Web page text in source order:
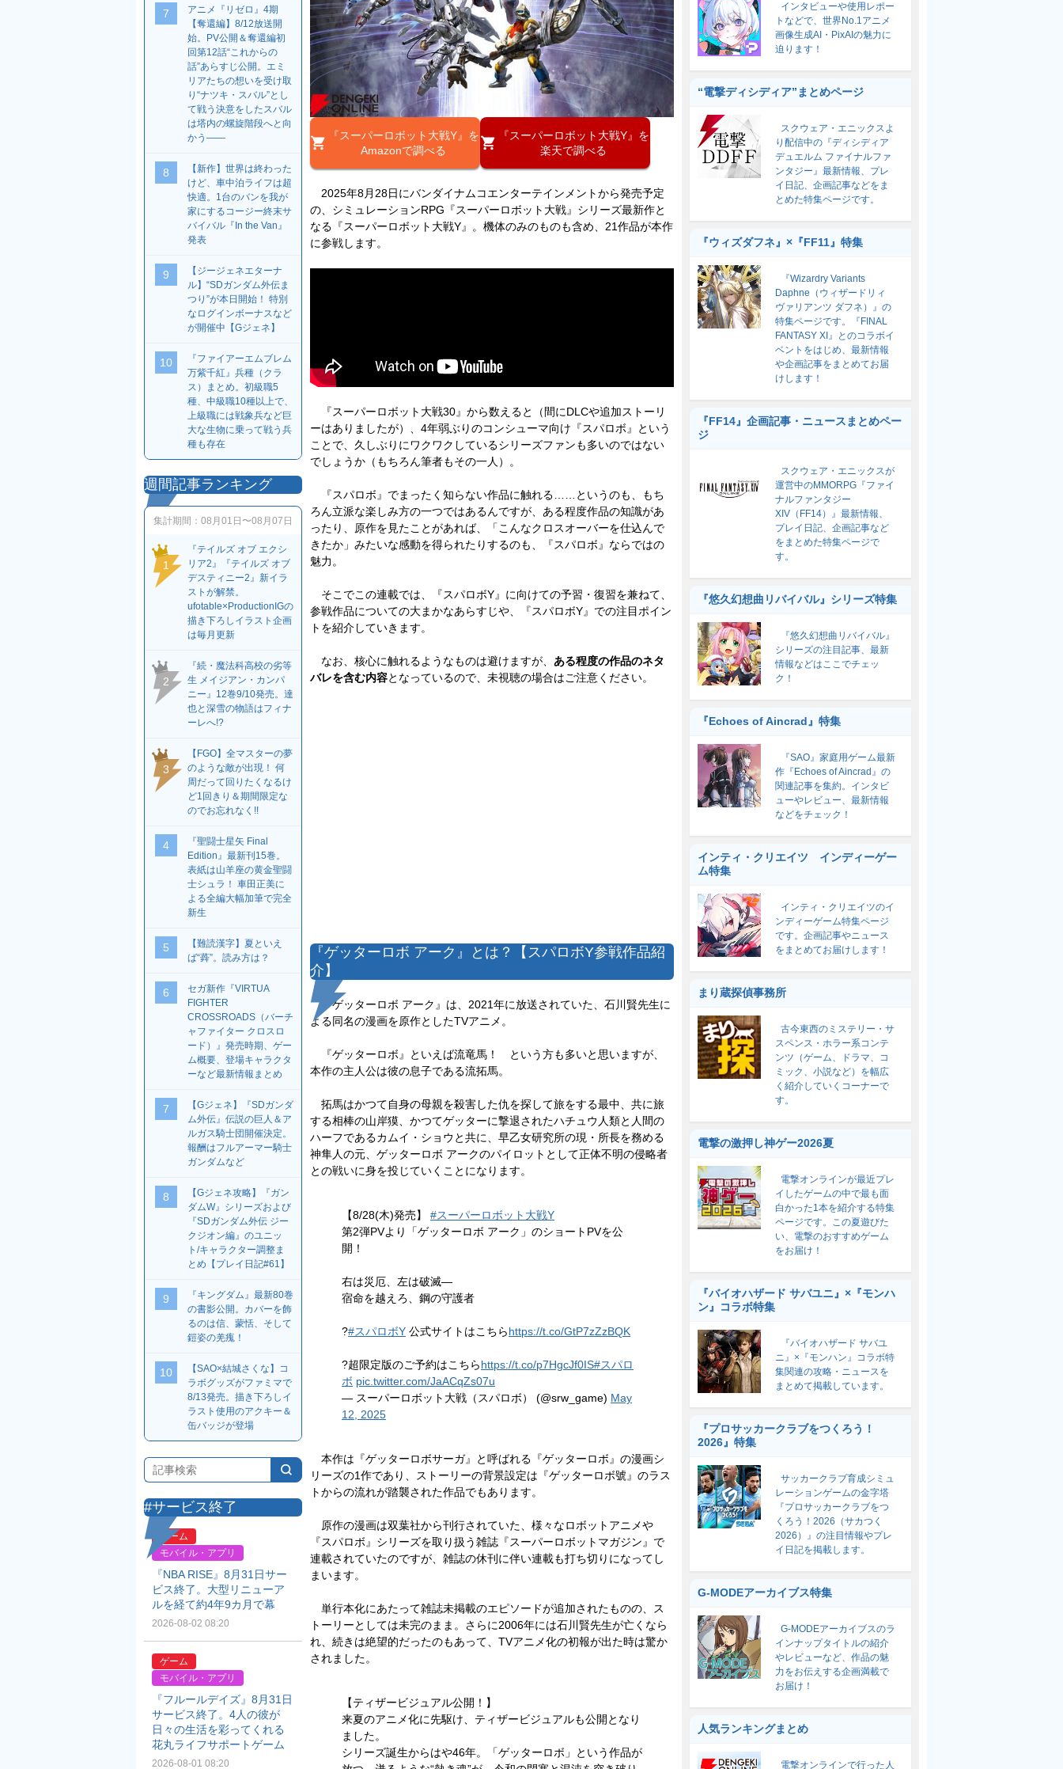
『スーパーロボット大戦Y』を
Amazonで調べる
『スーパーロボット大戦Y』を
楽天で調べる
2025年8月28日にバンダイナムコエンターテインメントから発売予定
の、シミュレーションRPG『スーパーロボット大戦』シリーズ最新作と
なる『スーパーロボット大戦Y』。機体のみのものも含め、21作品が本作
に参戦します。
『スーパーロボット大戦30』から数えると（間にDLCや追加ストーリ
ーはありましたが）、4年弱ぶりのコンシューマ向け『スパロボ』という
ことで、久しぶりにワクワクしているシリーズファンも多いのではない
でしょうか（もちろん筆者もその一人）。
『スパロボ』でまったく知らない作品に触れる……というのも、もち
ろん立派な楽しみ方の一つではあるんですが、ある程度作品の知識があ
ったり、原作を見たことがあれば、「こんなクロスオーバーを仕込んで
きたか」みたいな感動を得られたりするのも、『スパロボ』ならではの
魅力。
そこでこの連載では、『スパロボY』に向けての予習・復習を兼ねて、
参戦作品についての大まかなあらすじや、『スパロボY』での注目ポイン
トを紹介していきます。
なお、核心に触れるようなものは避けますが、 ある程度の作品のネタ
バレを含む内容となっているので、未視聴の場合はご注意ください。
『ゲッターロボ アーク』とは？【スパロボY参戦作品紹
介】
『ゲッターロボ アーク』は、2021年に放送されていた、石川賢先生に
よる同名の漫画を原作としたTVアニメ。
『ゲッターロボ』といえば流竜馬！ という方も多いと思いますが、
本作の主人公は彼の息子である流拓馬。
拓馬はかつて自身の母親を殺害した仇を探して旅をする最中、共に旅
する相棒の山岸獏、かつてゲッターに撃退されたハチュウ人類と人間の
ハーフであるカムイ・ショウと共に、早乙女研究所の現・所長を務める
神隼人の元、ゲッターロボ アークのパイロットとして正体不明の侵略者
との戦いに身を投じていくことになります。
【8/28(木)発売】 #スーパーロボット大戦Y
第2弾PVより「ゲッターロボ アーク」のショートPVを公
開！
右は災厄、左は破滅―
宿命を越えろ、鋼の守護者
?#スパロボY 公式サイトはこちらhttps://t.co/GtP7zZzBQK
?超限定版のご予約はこちらhttps://t.co/p7HgcJf0IS#スパロ
ボ pic.twitter.com/JaACqZs07u
— スーパーロボット大戦（スパロボ） (@srw_game) May
12, 2025
本作は『ゲッターロボサーガ』と呼ばれる『ゲッターロボ』の漫画シ
リーズの1作であり、ストーリーの背景設定は『ゲッターロボ號』のラス
トからの流れが踏襲された作品でもあります。
原作の漫画は双葉社から刊行されていた、様々なロボットアニメや
『スパロボ』シリーズを取り扱う雑誌『スーパーロボットマガジン』で
連載されていたのですが、雑誌の休刊に伴い連載も打ち切りになってし
まいます。
単行本化にあたって雑誌未掲載のエピソードが追加されたものの、ス
トーリーとしては未完のまま。さらに2006年には石川賢先生が亡くなら
れ、続きは絶望的だったのもあって、TVアニメ化の初報が出た時は驚か
されました。
【ティザービジュアル公開！】
来夏のアニメ化に先駆け、ティザービジュアルも公開となり
ました。
シリーズ誕生からはや46年。「ゲッターロボ」という作品が
7
アニメ『リゼロ』4期
【奪還編】8/12放送開
始。PV公開＆奪還編初
回第12話“これからの
話”あらすじ公開。エミ
リアたちの想いを受け取
り“ナツキ・スバル”とし
て戦う決意をしたスバル
は塔内の螺旋階段へと向
かう――
8
【新作】世界は終わった
けど、車中泊ライフは超
快適。1台のバンを我が
家にするコージー終末サ
バイバル『In the Van』
発表
9
【ジージェネエターナ
ル】“SDガンダム外伝ま
つり”が本日開始！ 特別
なログインボーナスなど
が開催中【Gジェネ】
10
『ファイアーエムブレム
万紫千紅』兵種（クラ
ス）まとめ。初級職5
種、中級職10種以上で、
上級職には戦象兵など巨
大な生物に乗って戦う兵
種も存在
週間記事ランキング
集計期間： 08月01日〜08月07日
1
『テイルズ オブ エクシ
リア2』『テイルズ オブ
デスティニー2』新イラ
ストが解禁。
ufotable×ProductionIGの
描き下ろしイラスト企画
は毎月更新
2
『続・魔法科高校の劣等
生 メイジアン・カンパ
ニー』12巻9/10発売。達
也と深雪の物語はフィナ
ーレへ!?
3
【FGO】全マスターの夢
のような敵が出現！ 何
周だって回りたくなるけ
ど1回きり＆期間限定な
のでお忘れなく!!
4
『聖闘士星矢 Final
Edition』最新刊15巻。
表紙は山羊座の黄金聖闘
士シュラ！ 車田正美に
よる全編大幅加筆で完全
新生
5
【難読漢字】夏といえ
ば“蕣”。読み方は？
6
セガ新作『VIRTUA
FIGHTER
CROSSROADS（バーチ
ャファイター クロスロ
ード）』発売時期、ゲー
ム概要、登場キャラクタ
ーなど最新情報まとめ
7
【Gジェネ】『SDガンダ
ム外伝』伝説の巨人＆ア
ルガス騎士団開催決定。
報酬はフルアーマー騎士
ガンダムなど
8
【Gジェネ攻略】『ガン
ダムW』シリーズおよび
『SDガンダム外伝 ジー
クジオン編』のユニッ
ト/キャラクター調整ま
とめ【プレイ日記#61】
9
『キングダム』最新80巻
の書影公開。カバーを飾
るのは信、蒙恬、そして
鎧姿の羌瘣！
10
【SAO×結城さくな】コ
ラボグッズがファミマで
8/13発売。描き下ろしイ
ラスト使用のアクキー＆
缶バッジが登場
#サービス終了
ゲーム
モバイル・アプリ
『NBA RISE』8月31日サー
ビス終了。大型リニューア
ルを経て約4年9カ月で幕
2026-08-02 08:20
ゲーム
モバイル・アプリ
『フルールデイズ』8月31日
サービス終了。4人の彼が
日々の生活を彩ってくれる
花丸ライフサポートゲーム
2026-08-01 08:20
インタビューや使用レポー
トなどで、世界No.1アニメ
画像生成AI・PixAIの魅力に
迫ります！
“電撃ディシディア”まとめページ
スクウェア・エニックスよ
り配信中の『ディシディア
デュエルム ファイナルファ
ンタジー』最新情報、プレ
イ日記、企画記事などをま
とめた特集ページです。
『ウィズダフネ』×『FF11』特集
『Wizardry Variants
Daphne（ウィザードリィ
ヴァリアンツ ダフネ）』の
特集ページです。『FINAL
FANTASY XI』とのコラボイ
ベントをはじめ、最新情報
や企画記事をまとめてお届
けします！
『FF14』企画記事・ニュースまとめペー
ジ
スクウェア・エニックスが
運営中のMMORPG『ファイ
ナルファンタジー
XIV（FF14）』最新情報、
プレイ日記、企画記事など
をまとめた特集ページで
す。
『悠久幻想曲リバイバル』シリーズ特集
『悠久幻想曲リバイバル』
シリーズの注目記事、最新
情報などはここでチェッ
ク！
『Echoes of Aincrad』特集
『SAO』家庭用ゲーム最新
作『Echoes of Aincrad』の
関連記事を集約。インタビ
ューやレビュー、最新情報
などをチェック！
インティ・クリエイツ インディーゲー
ム特集
インティ・クリエイツのイ
ンディーゲーム特集ページ
です。企画記事やニュース
をまとめてお届けします！
まり蔵探偵事務所
古今東西のミステリー・サ
スペンス・ホラー系コンテ
ンツ（ゲーム、ドラマ、コ
ミック、小説など）を幅広
く紹介していくコーナーで
す。
電撃の激押し神ゲー2026夏
電撃オンラインが最近プレ
イしたゲームの中で最も面
白かった1本を紹介する特集
ページです。この夏遊びた
い、電撃のおすすめゲーム
をお届け！
『バイオハザード サバユニ』×『モンハ
ン』コラボ特集
『バイオハザード サバユ
ニ』×『モンハン』コラボ特
集関連の攻略・ニュースを
まとめて掲載しています。
『プロサッカークラブをつくろう！
2026』特集
サッカークラブ育成シミュ
レーションゲームの金字塔
『プロサッカークラブをつ
くろう！2026（サカつく
2026）』の注目情報やプレ
イ日記を掲載します。
G-MODEアーカイブス特集
G-MODEアーカイブスのラ
インナップタイトルの紹介
やレビューなど、作品の魅
力をお伝えする企画満載で
お届け！
人気ランキングまとめ
電撃オンラインで行った人